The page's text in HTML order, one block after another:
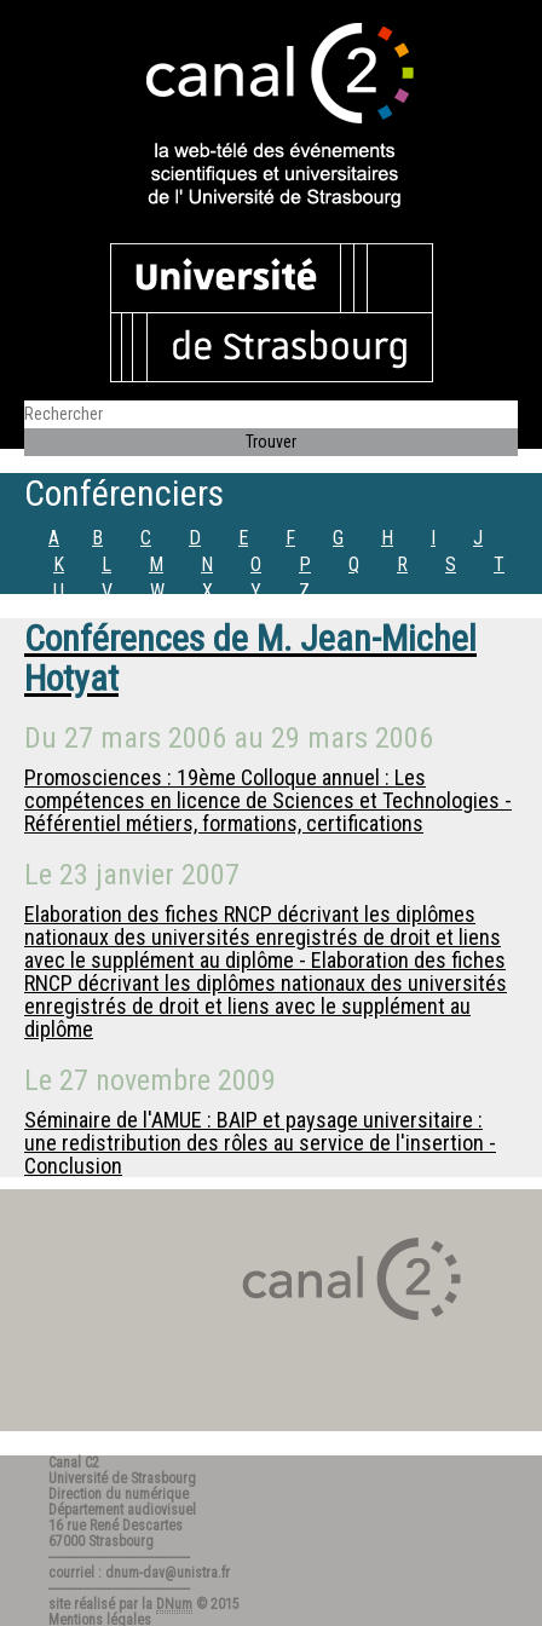
Conférenciers
A B C D E F G H I
J
K
L M N O P Q R S
T
U
V W X Y Z
Conférences de M. Jean-Michel
Hotyat
Du 27 mars 2006 au 29 mars 2006
Promosciences : 19ème Colloque annuel : Les
compétences en licence de Sciences et Technologies -
Référentiel métiers, formations, certifications
Le 23 janvier 2007
Elaboration des fiches RNCP décrivant les diplômes
nationaux des universités enregistrés de droit et liens
avec le supplément au diplôme - Elaboration des fiches
RNCP décrivant les diplômes nationaux des universités
enregistrés de droit et liens avec le supplément au
diplôme
Le 27 novembre 2009
Séminaire de l'AMUE : BAIP et paysage universitaire :
une redistribution des rôles au service de l'insertion -
Conclusion
Canal C2
Université de Strasbourg
Direction du numérique
Département audiovisuel
16 rue René Descartes
67000 Strasbourg
---------------------------------------
courriel : dnum-dav@unistra.fr
---------------------------------------
site réalisé par la DNum © 2015
Mentions légales